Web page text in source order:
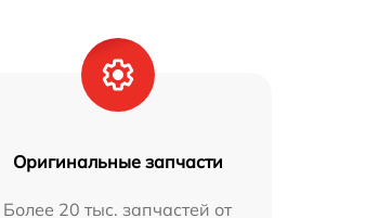
Оригинальные запчасти
Более 20 тыс. запчастей от